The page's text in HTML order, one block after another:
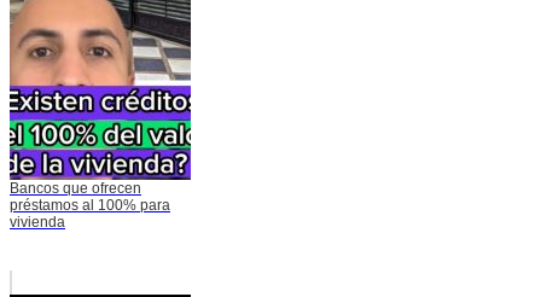
Bancos que ofrecen
préstamos al 100% para
vivienda